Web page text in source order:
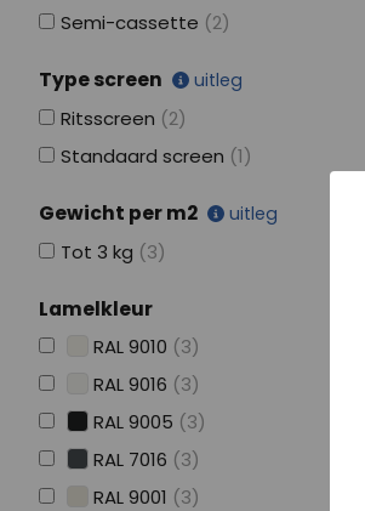
Semi-cassette (2)
Type screen uitleg
Ritsscreen (2)
Standaard screen (1)
Gewicht per m2 uitleg
Tot 3 kg (3)
Lamelkleur
RAL 9010 (3)
RAL 9016 (3)
RAL 9005 (3)
RAL 7016 (3)
RAL 9001 (3)